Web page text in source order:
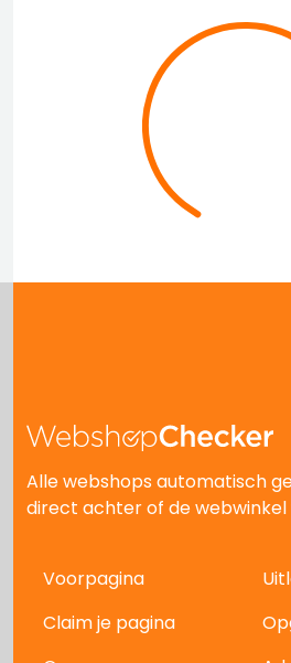
Alle webshops automatisch
direct achter of de webwinkel
Voorpagina
Claim je pagina